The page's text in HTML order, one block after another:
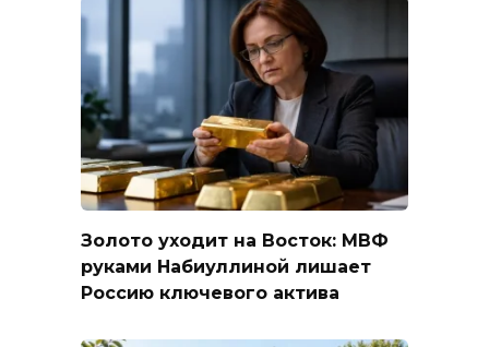
Золото уходит на Восток: МВФ
руками Набиуллиной лишает
Россию ключевого актива